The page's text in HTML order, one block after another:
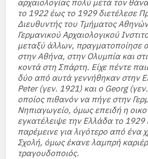
αρχαιολογίας πολύ μετά τον
το 1922 έως το 1929 διετέλεσε
Διευθυντής του Τμήματος
Γερμανικού Αρχαιολογικού
μεταξύ άλλων, πραγματοποίησε
στην Αθήνα, στην Ολυμπία και
κοντά στη Σπάρτη. Είχε πέντε
δύο από αυτά γεννήθηκαν στην
Peter (γεν. 1921) και ο Georg
οποίος πιθανόν να πήγε στην
Νηπιαγωγείο, όμως επειδή η
εγκατέλειψε την Ελλάδα το 1929
παρέμεινε για λιγότερο από ένα
Σχολή, όμως έκανε λαμπρή
τραγουδοποιός.